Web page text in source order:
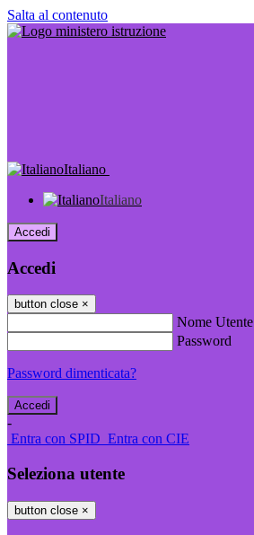
Salta al contenuto
Italiano
Italiano
Accedi
Accedi
button close ×
Nome Utente
Password
Password dimenticata?
-
Entra con SPID Entra con CIE
Seleziona utente
button close ×